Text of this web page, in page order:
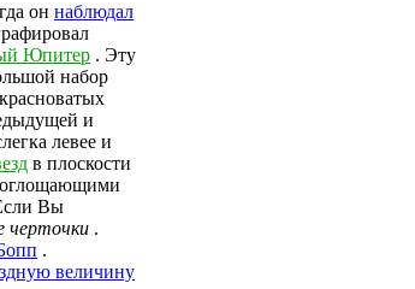
он наблюдал
Юпитер . Эту
набор
и
левее и
в плоскости
Вы
черточки .
.
величину